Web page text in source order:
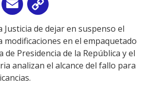
WhatsApp
Email
Link
Justicia de dejar en suspenso el
en el empaquetado
Presidencia de la República y el
analizan el alcance del fallo para